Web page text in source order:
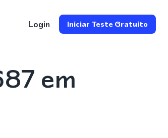
Login Iniciar Teste Gratuito
em